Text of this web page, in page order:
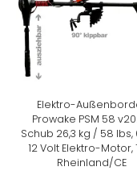
Elektro-
Prowake PSM 58
Schub 26,3 kg / 58 lbs,
12 Volt Elektro-Motor,
Rheinland/CE